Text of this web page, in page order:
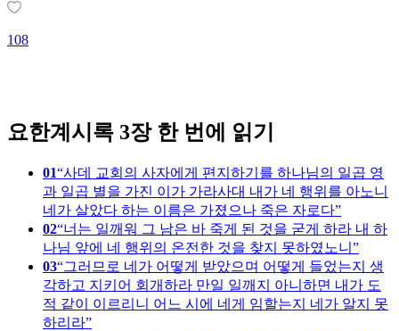
108
요한계시록 3장 한 번에 읽기
01 사데 교회의 사자에게 편지하기를 하나님의 일곱 영
과 일곱 별을 가진 이가 가라사대 내가 네 행위를 아노니
네가 살았다 하는 이름은 가졌으나 죽은 자로다
02 너는 일깨워 그 남은 바 죽게 된 것을 굳게 하라 내 하
나님 앞에 네 행위의 온전한 것을 찾지 못하였노니
03 그러므로 네가 어떻게 받았으며 어떻게 들었는지 생
각하고 지키어 회개하라 만일 일깨지 아니하면 내가 도
적 같이 이르리니 어느 시에 네게 임할는지 네가 알지 못
하리라